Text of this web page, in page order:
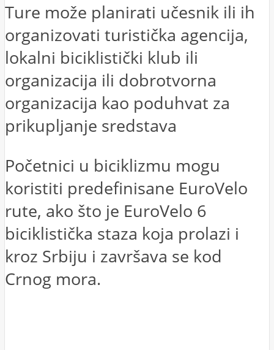
Ture može planirati učesnik ili ih
organizovati turistička agencija,
lokalni biciklistički klub ili
organizacija ili dobrotvorna
organizacija kao poduhvat za
prikupljanje sredstava
Početnici u biciklizmu mogu
koristiti predefinisane EuroVelo
rute, ako što je EuroVelo 6
biciklistička staza koja prolazi i
kroz Srbiju i završava se kod
Crnog mora.